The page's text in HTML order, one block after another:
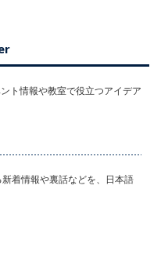
ト情報や教室で役立つアイデア
着情報や裏話などを、日本語